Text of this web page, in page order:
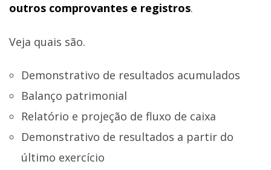
outros comprovantes e registros.
Veja quais são.
Demonstrativo de resultados acumulados
Balanço patrimonial
Relatório e projeção de fluxo de caixa
Demonstrativo de resultados a partir do
último exercício